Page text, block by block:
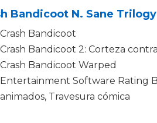
Bandicoot N. Sane
Crash Bandicoot
Crash Bandicoot 2: Corteza
Crash Bandicoot Warped
Entertainment Software Rating
animados, Travesura cómica